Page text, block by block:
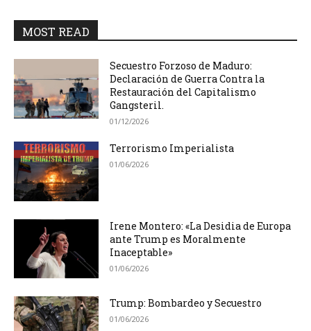
MOST READ
Secuestro Forzoso de Maduro:
Declaración de Guerra Contra la
Restauración del Capitalismo
Gangsteril.
01/12/2026
Terrorismo Imperialista
01/06/2026
Irene Montero: «La Desidia de Europa
ante Trump es Moralmente
Inaceptable»
01/06/2026
Trump: Bombardeo y Secuestro
01/06/2026